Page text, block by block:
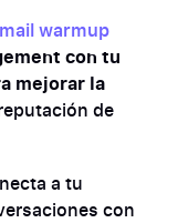
warmup
con tu
mejorar la
de
a tu
con